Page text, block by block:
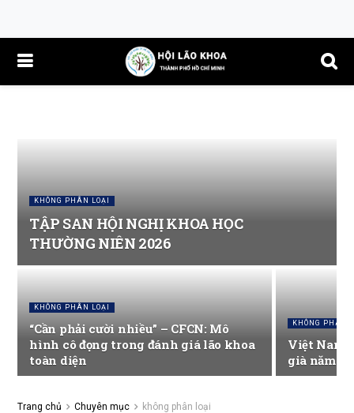
KHÔNG PHÂN LOẠI
TẬP SAN HỘI NGHỊ KHOA HỌC
THƯỜNG NIÊN 2026
KHÔNG PHÂN LOẠI
“Cần phải cười nhiều” – CFCN: Mô
hình cô đọng trong đánh giá lão khoa
toàn diện
KHÔNG PHÂN
Việt Nam
già năm
Trang chủ Chuyên mục không phân loại